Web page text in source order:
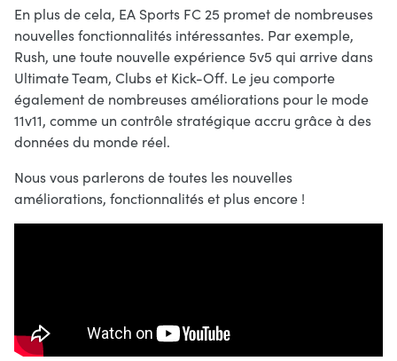
En plus de cela, EA Sports FC 25 promet de nombreuses
nouvelles fonctionnalités intéressantes. Par exemple,
Rush, une toute nouvelle expérience 5v5 qui arrive dans
Ultimate Team, Clubs et Kick-Off. Le jeu comporte
également de nombreuses améliorations pour le mode
11v11, comme un contrôle stratégique accru grâce à des
données du monde réel.
Nous vous parlerons de toutes les nouvelles
améliorations, fonctionnalités et plus encore !